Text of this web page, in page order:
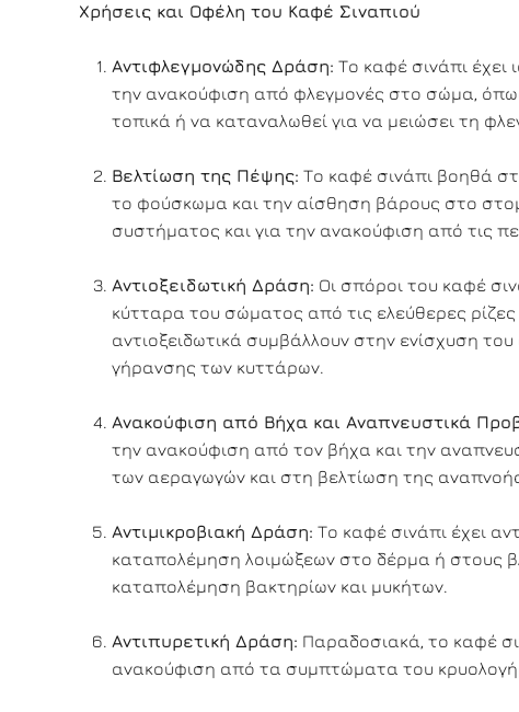
Χρήσεις και Οφέλη του Καφέ Σιναπιού
Αντιφλεγμονώδης Δράση: Το καφέ σινάπι έχει
την ανακούφιση από φλεγμονές στο σώμα, όπως
τοπικά ή να καταναλωθεί για να μειώσει τη
Βελτίωση της Πέψης: Το καφέ σινάπι βοηθά
το φούσκωμα και την αίσθηση βάρους στο
συστήματος και για την ανακούφιση από τις
Αντιοξειδωτική Δράση: Οι σπόροι του καφέ
κύτταρα του σώματος από τις ελεύθερες
αντιοξειδωτικά συμβάλλουν στην ενίσχυση
γήρανσης των κυττάρων.
Ανακούφιση από Βήχα και Αναπνευστικά
την ανακούφιση από τον βήχα και την
των αεραγωγών και στη βελτίωση της
Αντιμικροβιακή Δράση: Το καφέ σινάπι έχει
καταπολέμηση λοιμώξεων στο δέρμα ή στους
καταπολέμηση βακτηρίων και μυκήτων.
Αντιπυρετική Δράση: Παραδοσιακά, το καφέ
ανακούφιση από τα συμπτώματα του